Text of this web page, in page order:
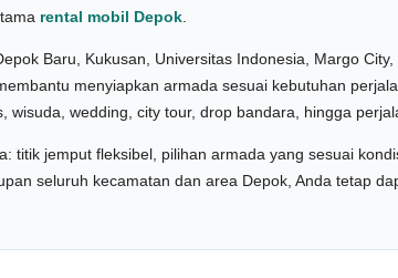
rental mobil Depok
Baru, Kukusan, Universitas Indonesia, Margo City,
menyiapkan armada sesuai kebutuhan
wedding, city tour, drop bandara, hingga
jemput fleksibel, pilihan armada yang sesuai
seluruh kecamatan dan area Depok, Anda tetap